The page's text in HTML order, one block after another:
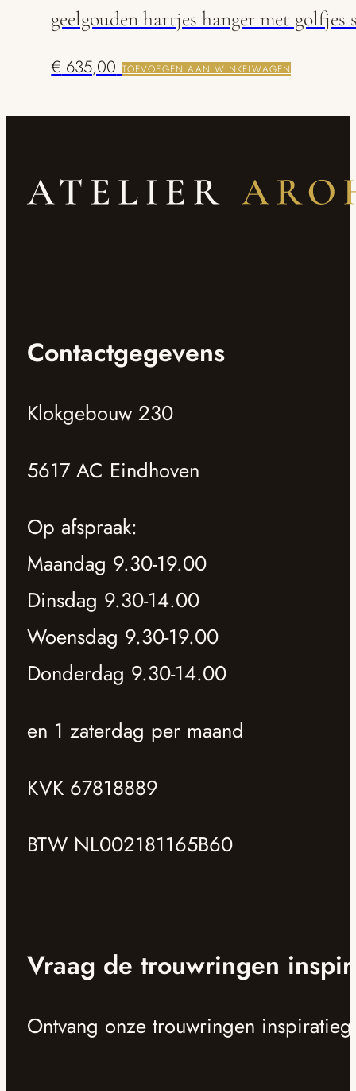
geelgouden hartjes hanger met
€ 635,00 TOEVOEGEN AAN WINKELWAGEN
Contactgegevens
Klokgebouw 230
5617 AC Eindhoven
Op afspraak:
Maandag 9.30-19.00
Dinsdag 9.30-14.00
Woensdag 9.30-19.00
Donderdag 9.30-14.00
en 1 zaterdag per maand
KVK 67818889
BTW NL002181165B60
Vraag de trouwringen
Ontvang onze trouwringen